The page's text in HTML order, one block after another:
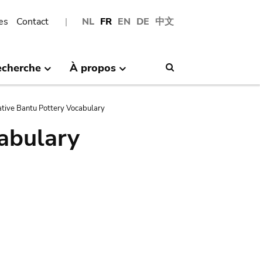
NL FR EN DE 中文
Contact
À propos
Bantu Pottery Vocabulary